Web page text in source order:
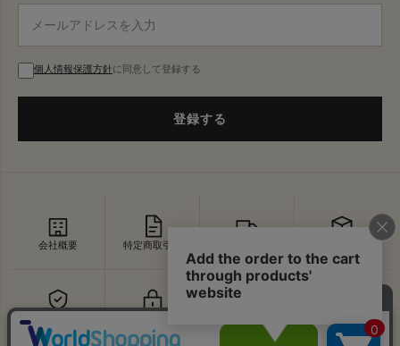
個人情報保護方針に同意して登録する
登録する
会社概要 特定商取引法
セキュリティ お問い合わせ